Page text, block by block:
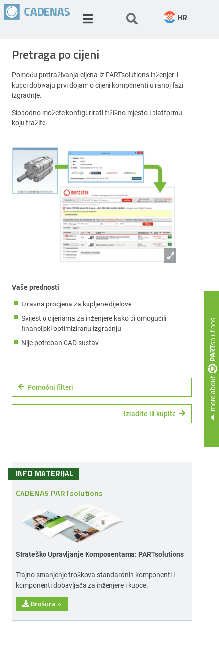
HR
more about
Pretraga po cijeni
Pomoću pretraživanja cijena iz PARTsolutions inženjeri i
kupci dobivaju prvi dojam o cijeni komponenti u ranoj fazi
izgradnje.
Slobodno možete konfigurirati tržišno mjesto i platformu
koju tražite.
Vaše prednosti
Izravna procjena za kupljene dijelove
Svijest o cijenama za inženjere kako bi omogućili
financijski optimiziranu izgradnju
Nije potreban CAD sustav
Pomoćni filteri
Izradite ili kupite
INFO MATERIJAL
CADENAS PARTsolutions
Strateško Upravljanje Komponentama: PARTsolutions
Trajno smanjenje troškova standardnih komponenti i
komponenti dobavljača za inženjere i kupce.
Brošura »